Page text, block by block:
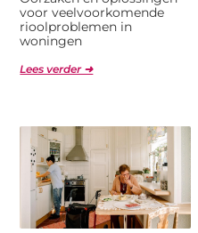
voor veelvoorkomende
rioolproblemen in
woningen
Lees verder ➜